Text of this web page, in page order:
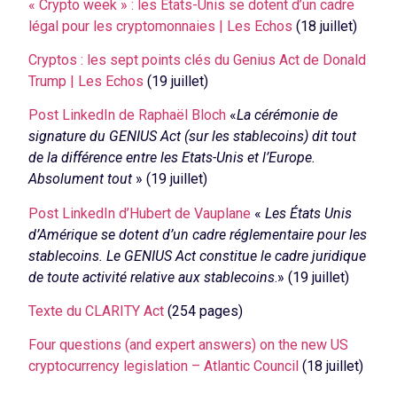
« Crypto week » : les Etats-Unis se dotent d’un cadre
légal pour les cryptomonnaies | Les Echos (18 juillet)
Cryptos : les sept points clés du Genius Act de Donald
Trump | Les Echos (19 juillet)
Post LinkedIn de Raphaël Bloch «La cérémonie de
signature du GENIUS Act (sur les stablecoins) dit tout
de la différence entre les Etats-Unis et l’Europe.
Absolument tout » (19 juillet)
Post LinkedIn d’Hubert de Vauplane «Les États Unis
d’Amérique se dotent d’un cadre réglementaire pour les
stablecoins. Le GENIUS Act constitue le cadre juridique
de toute activité relative aux stablecoins.» (19 juillet)
Texte du CLARITY Act (254 pages)
Four questions (and expert answers) on the new US
cryptocurrency legislation – Atlantic Council (18 juillet)